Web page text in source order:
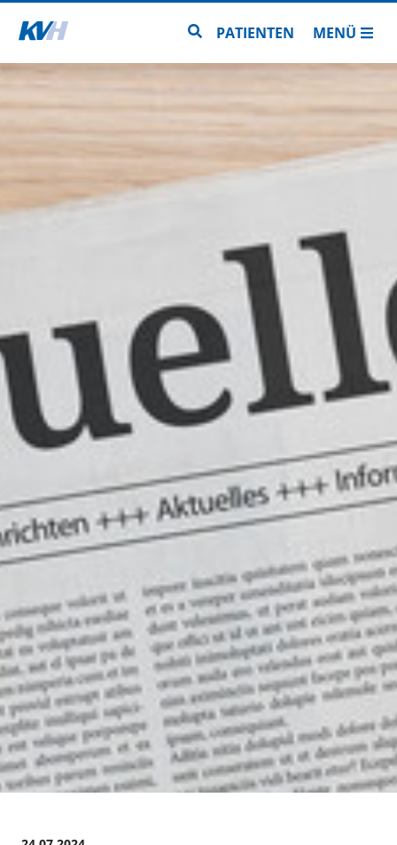
Zur Startseite Zur Seitensuche
PATIENTEN MENÜ